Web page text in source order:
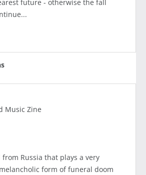
future - otherwise the fall
Music Zine
Russia that plays a very
form of funeral doom